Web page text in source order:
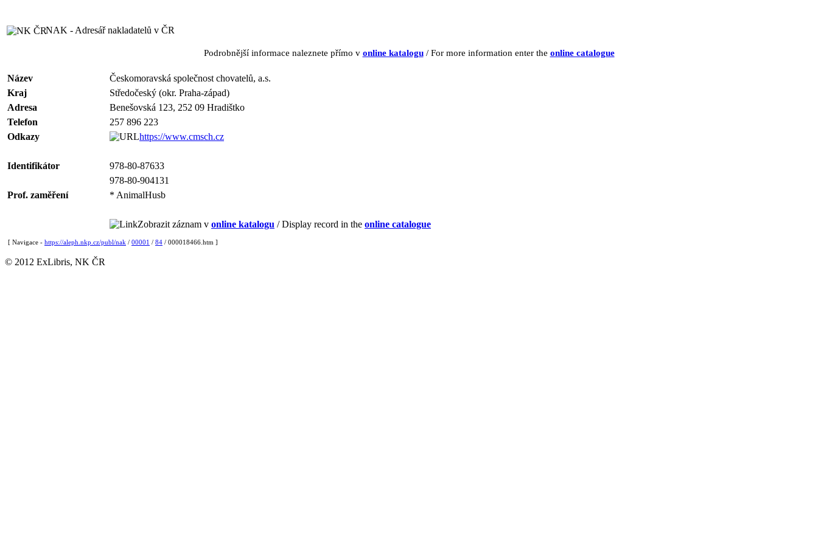
NAK - Adresář nakladatelů v ČR
Podrobnější informace naleznete přímo v online katalogu/ For more information enter the online catalogue
Název
Českomoravská společnost chovatelů, a.s.
Kraj
Středočeský (okr. Praha-západ)
Adresa
Benešovská 123, 252 09 Hradištko
Telefon
257 896 223
Odkazy
https://www.cmsch.cz
Identifikátor
978-80-87633
978-80-904131
Prof. zaměření
* AnimalHusb
Zobrazit záznam v online katalogu / Display record in the online catalogue
[ Navigace - https://aleph.nkp.cz/publ/nak / 00001 / 84 / 000018466.htm ]
© 2012 ExLibris, NK ČR